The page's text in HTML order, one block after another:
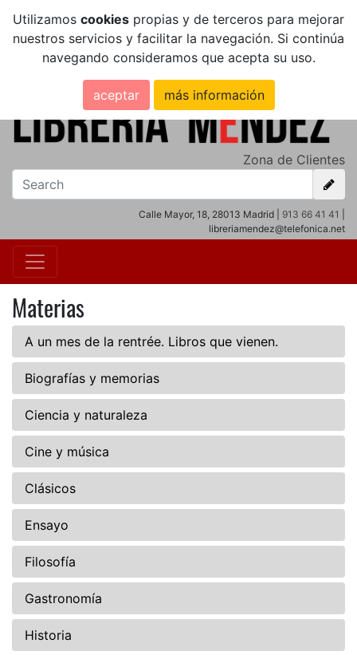
Utilizamos cookies propias y de terceros para mejorar
nuestros servicios y facilitar la navegación. Si continúa
navegando consideramos que acepta su uso.
aceptar más información
Zona de Clientes
Calle Mayor, 18, 28013 Madrid | 913 66 41 41
libreriamendez@telefonica.net
Materias
A un mes de la rentrée. Libros que vienen.
Biografías y memorias
Ciencia y naturaleza
Cine y música
Clásicos
Ensayo
Filosofía
Gastronomía
Historia